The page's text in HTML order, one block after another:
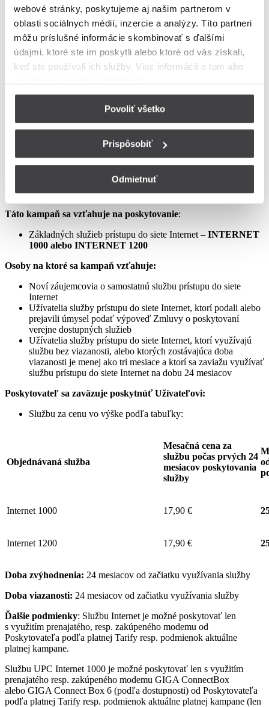
webové stránky, poskytujeme aj našim partnerom v
oblasti sociálnych médií, inzercie a analýzy. Títo partneri
môžu príslušné informácie skombinovať s ďalšími
údajmi, ktoré ste im poskytli alebo ktoré od vás získali,
keď ste používali ich služby. Viac informácií o tom ako
Povoliť všetko
Prispôsobiť
Odmietnuť
podmienkach neupravené sa riadia Zmluvou o poskytovaní verejne
dostupných služieb, vrátane všetkých jej súčastí, t.j. najmä
Všeobecných obchodných
podmienok na poskytovanie verejne dostupných služieb,
Osobitných podmienok, Tarify UPC Internet a Tarify jednorazových
služieb a iných platieb.
Ceny v týchto podmienkach kampane predstavujú mesačné
poplatky za využívanie služieb podľa týchto podmienok kampane a
sú uvedené vrátane DPH podľa aktuálne platných právnych
predpisov.
Aprílový Crazy Week – Internet samostatne – LIS
Táto kampaň sa vzťahuje na poskytovanie:
Základných služieb prístupu do siete Internet – INTERNET
1000 alebo INTERNET 1200
Osoby na ktoré sa kampaň vzťahuje:
Noví záujemcovia o samostatnú službu prístupu do siete
Internet
Užívatelia služby prístupu do siete Internet, ktorí podali alebo
prejavili úmysel podať výpoveď Zmluvy o poskytovaní
verejne dostupných služieb
Užívatelia služby prístupu do siete Internet, ktorí využívajú
službu bez viazanosti, alebo ktorých zostávajúca doba
viazanosti je menej ako tri mesiace a ktorí sa zaviažu využívať
službu prístupu do siete Internet na dobu 24 mesiacov
Poskytovateľ sa zaväzuje poskytnúť Užívateľovi:
Službu za cenu vo výške podľa tabuľky:
Objednávaná služba
Mesačná cena za
službu počas prvých 24
mesiacov poskytovania
služby
Internet 1000 17,90 €
Internet 1200 17,90 €
Doba zvýhodnenia: 24 mesiacov od začiatku využívania služby
Doba viazanosti: 24 mesiacov od začiatku využívania služby
Ďalšie podmienky: Službu Internet je možné poskytovať len
s využitím prenajatého, resp. zakúpeného modemu od
Poskytovateľa podľa platnej Tarify resp. podmienok aktuálne
platnej kampane.
Službu UPC Internet 1000 je možné poskytovať len s využitím
prenajatého resp. zakúpeného modemu GIGA ConnectBox
alebo GIGA Connect Box 6 (podľa dostupnosti) od Poskytovateľa
podľa platnej Tarify resp. podmienok aktuálne platnej kampane (len